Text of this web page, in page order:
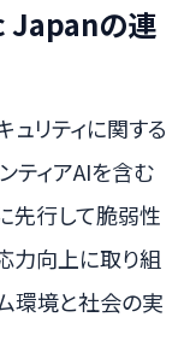
Japanの連
ュリティに関する
ティアAIを含む
先行して脆弱性
力向上に取り組
環境と社会の実